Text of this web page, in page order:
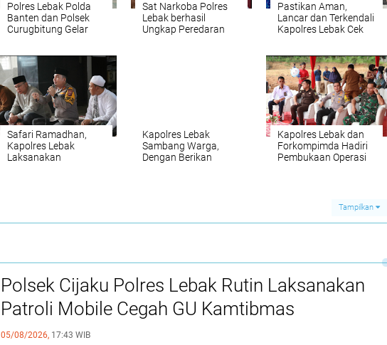
Polres Lebak Polda
Banten dan Polsek
Curugbitung Gelar
Masyarakat
Sat Narkoba Polres
Lebak berhasil
Ungkap Peredaran
Pastikan Aman,
Lancar dan Terkendali
Kapolres Lebak Cek
Safari Ramadhan,
Kapolres Lebak
Laksanakan
Kapolres Lebak
Sambang Warga,
Dengan Berikan
Kapolres Lebak dan
Forkompimda Hadiri
Pembukaan Operasi
Tampilkan
Polsek Cijaku Polres Lebak Rutin Laksanakan
Patroli Mobile Cegah GU Kamtibmas
05/08/2026, 17:43 WIB